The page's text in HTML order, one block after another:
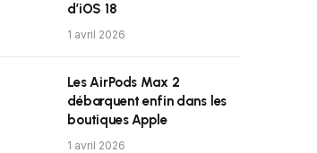
d’iOS 18
1 avril 2026
Les AirPods Max 2
débarquent enfin dans les
boutiques Apple
1 avril 2026